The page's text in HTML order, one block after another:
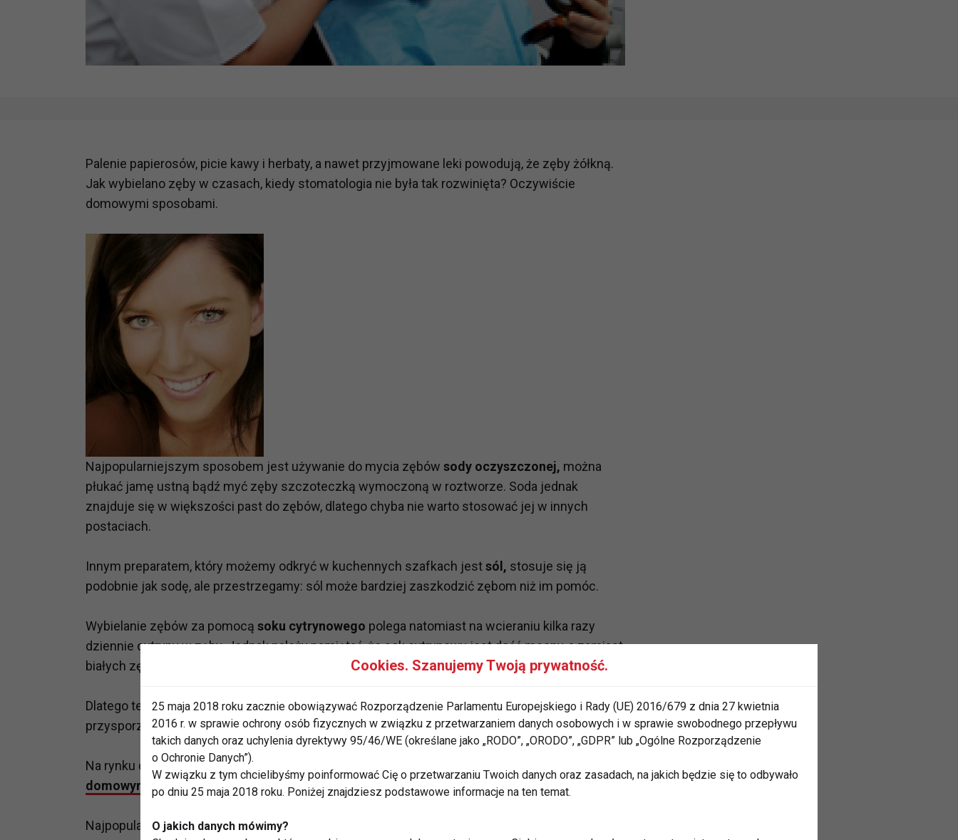
Palenie papierosów, picie kawy i herbaty, a nawet przyjmowane leki powodują, że zęby żółkną.
Jak wybielano zęby w czasach, kiedy stomatologia nie była tak rozwinięta? Oczywiście
domowymi sposobami.
Najpopularniejszym sposobem jest używanie do mycia zębów sody oczyszczonej, można
płukać jamę ustną bądź myć zęby szczoteczką wymoczoną w roztworze. Soda jednak
znajduje się w większości past do zębów, dlatego chyba nie warto stosować jej w innych
postaciach.
Innym preparatem, który możemy odkryć w kuchennych szafkach jestsól, stosuje się ją
podobnie jak sodę, ale przestrzegamy: sól może bardziej zaszkodzić zębom niż im pomóc.
Wybielanie zębów za pomocą soku cytrynowego polega natomiast na wcieraniu kilka razy
dziennie cytryny w zęby. Jednak należy pamiętać, że sok cytrynowy jest dość mocny, a zamiast
białych zębów możemy nabawić się próchnicy.
Dlatego też, domowe sposoby choć najtańsze, bywają mało skuteczne, a czasami mogą
przysporzyć więcej złego niż dobrego.
Na rynku dostępnych jest szereg produktów wybielających. Podobnie jak z
domowymi
i z produktami wybielającymi musimy jednak postępować ostrożnie.
Najpopularniejsze sąpasty wybielające do zębów
Cookies. Szanujemy Twoją prywatność.
25 maja 2018 roku zacznie obowiązywać Rozporządzenie Parlamentu Europejskiego i Rady (UE) 2016/679 z dnia 27 kwietnia
2016 r. w sprawie ochrony osób fizycznych w związku z przetwarzaniem danych osobowych i w sprawie swobodnego przepływu
takich danych oraz uchylenia dyrektywy 95/46/WE (określane jako „RODO”, „ORODO”, „GDPR” lub „Ogólne Rozporządzenie
o Ochronie Danych”).
W związku z tym chcielibyśmy poinformować Cię o przetwarzaniu Twoich danych oraz zasadach, na jakich będzie się to odbywało
po dniu 25 maja 2018 roku. Poniżej znajdziesz podstawowe informacje na ten temat.
O jakich danych mówimy?